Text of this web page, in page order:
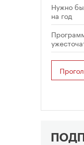
Нужно
на год